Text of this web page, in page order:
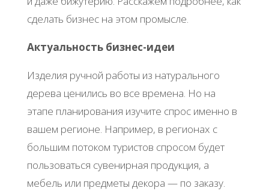
сделать бизнес на этом промысле.
Актуальность бизнес-идеи
Изделия ручной работы из натурального
дерева ценились во все времена. Но на
этапе планирования изучите спрос именно в
вашем регионе. Например, в регионах с
большим потоком туристов спросом будет
пользоваться сувенирная продукция, а
мебель или предметы декора — по заказу.